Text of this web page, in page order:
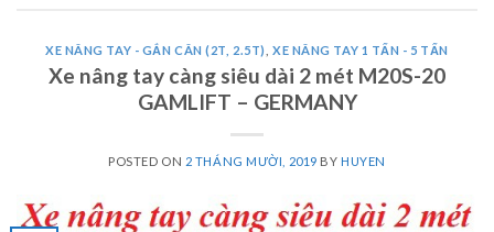
XE NÂNG TAY - GẮN CÂN (2T, 2.5T) ,XE NÂNG TAY 1 TẤN - 5 TẤN
Xe nâng tay càng siêu dài 2 mét M20S-20
GAMLIFT – GERMANY
POSTED ON 2 THÁNG MƯỜI, 2019 BYHUYEN